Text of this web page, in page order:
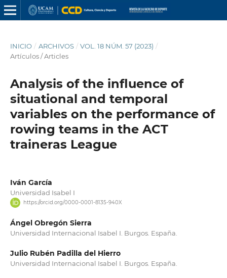
INICIO / ARCHIVOS / VOL. 18 NÚM. 57 (2023) /
Artículos / Articles
Analysis of the influence of
situational and temporal
variables on the performance of
rowing teams in the ACT
traineras League
Iván García
Universidad Isabel I
https://orcid.org/0000-0001-8135-940X
Ángel Obregón Sierra
Universidad Internacional Isabel I. Burgos. España.
Julio Rubén Padilla del Hierro
Universidad Internacional Isabel I. Burgos. España.